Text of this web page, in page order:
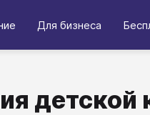
Для бизнеса
детской